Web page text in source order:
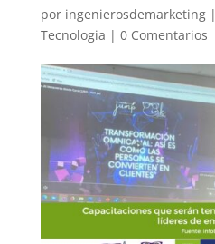
por ingenierosdemarketing|
Tecnologia | 0 Comentarios